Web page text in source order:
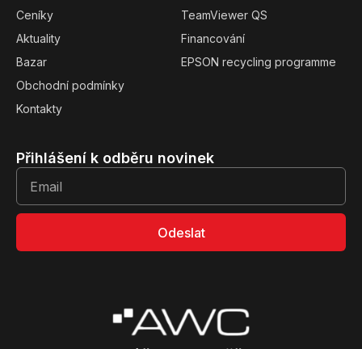
TeamViewer QS
Financování
EPSON recycling programme
Ceníky
Aktuality
Bazar
Obchodní podmínky
Kontakty
Přihlášení k odběru novinek
Odeslat